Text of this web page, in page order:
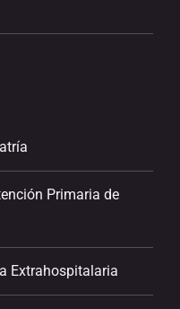
Primaria de
Extrahospitalaria